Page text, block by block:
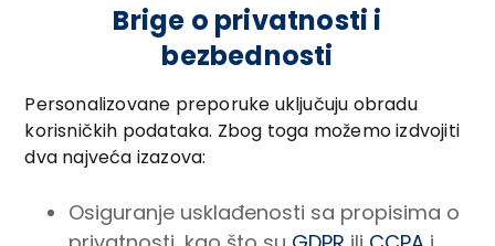
Brige o privatnosti i
bezbednosti
Personalizovane preporuke uključuju obradu
korisničkih podataka. Zbog toga možemo izdvojiti
dva najveća izazova:
Osiguranje usklađenosti sa propisima o